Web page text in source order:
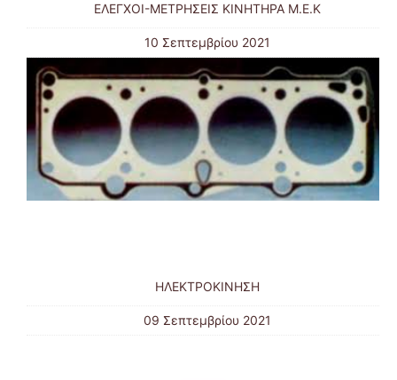
ΕΛΕΓΧΟΙ-ΜΕΤΡΗΣΕΙΣ ΚΙΝΗΤΗΡΑ Μ.Ε.Κ
10 Σεπτεμβρίου 2021
ΗΛΕΚΤΡΟΚΙΝΗΣΗ
09 Σεπτεμβρίου 2021